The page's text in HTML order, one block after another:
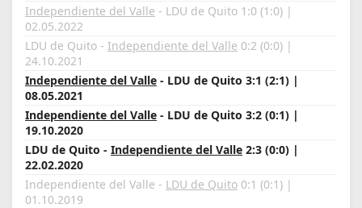
Independiente del Valle - LDU de Quito 1:0 (1:0) |
02.05.2022
LDU de Quito - Independiente del Valle 0:2 (0:0) |
24.10.2021
Independiente del Valle - LDU de Quito 3:1 (2:1) |
08.05.2021
Independiente del Valle - LDU de Quito 3:2 (0:1) |
19.10.2020
LDU de Quito - Independiente del Valle 2:3 (0:0) |
22.02.2020
Independiente del Valle - LDU de Quito 0:1 (0:1) |
01.10.2019